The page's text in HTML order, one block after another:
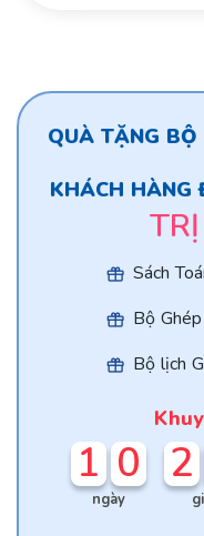
QUÀ TẶNG
KHÁCH HÀNG
Sách
Bộ
Bộ lịch
1 0
ngày
2